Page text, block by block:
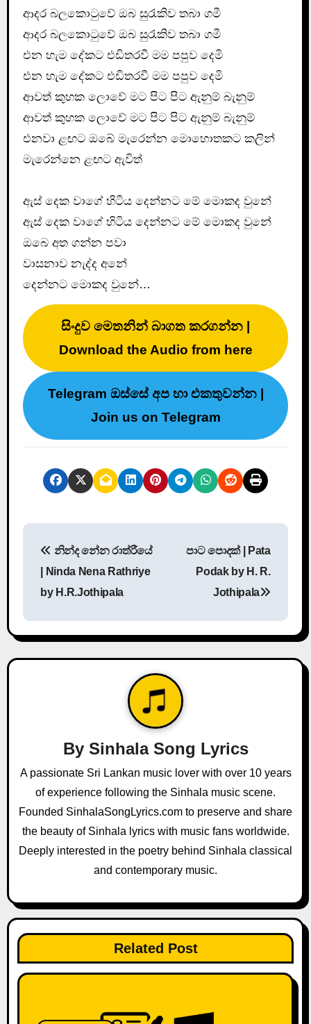
ආදර බලකොටුවේ ඔබ සුරැකිව තබා ගමී
ආදර බලකොටුවේ ඔබ සුරැකිව තබා ගමී
එන හැම දේකට එඩිතරවී මම පපුව දෙමි
එන හැම දේකට එඩිතරවී මම පපුව දෙමි
ආවත් කුහක ලොවේ මට පිට පිට ඇනුම් බැනුම්
ආවත් කුහක ලොවේ මට පිට පිට ඇනුම් බැනුම්
එනවා ළඟට ඔබේ මැරෙන්න මොහොතකට කලින්
මැරෙන්නෙ ළඟට ඇවිත්
ඇස්‌ දෙක වාගේ හිටිය දෙන්නට මේ මොකද වුනේ
ඇස්‌ දෙක වාගේ හිටිය දෙන්නට මේ මොකද වුනේ
ඔබෙ අත ගන්න පවා
වාසනාව නැද්ද අනේ
දෙන්නට මොකද වුනේ…
සිංදුව මෙතනින් බාගත කරගන්න |
Download the Audio from here
Telegram ඔස්සේ අප හා එකතුවන්න |
Join us on Telegram
P
t
n
g
t
i
n
නින්ද නේන රාත්රීයේ
| Ninda Nena Rathriye
by H.R.Jothipala
පාට පොදක් | Pata
Podak by H. R.
Jothipala
By Sinhala Song Lyrics
A passionate Sri Lankan music lover with over 10 years
of experience following the Sinhala music scene.
Founded SinhalaSongLyrics.com to preserve and share
the beauty of Sinhala lyrics with music fans worldwide.
Deeply interested in the poetry behind Sinhala classical
and contemporary music.
Related Post